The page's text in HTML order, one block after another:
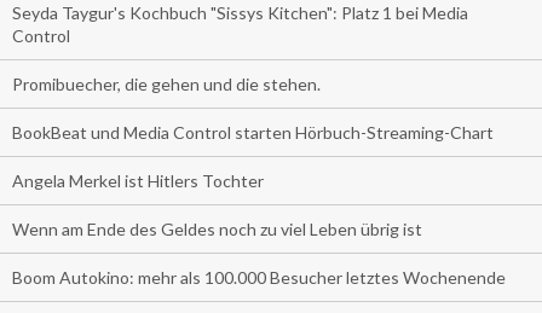
Seyda Taygur's Kochbuch "Sissys Kitchen": Platz 1 bei Media
Control
Promibuecher, die gehen und die stehen.
BookBeat und Media Control starten Hörbuch-Streaming-Chart
Angela Merkel ist Hitlers Tochter
Wenn am Ende des Geldes noch zu viel Leben übrig ist
Boom Autokino: mehr als 100.000 Besucher letztes Wochenende